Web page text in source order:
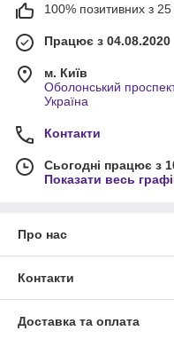
100% позитивних з 25
Працює з 04.08.2020
м. Київ
Оболонський
Україна
Контакти
Сьогодні працює з
Показати весь
Про нас
Контакти
Доставка та оплата